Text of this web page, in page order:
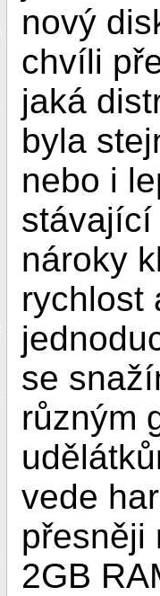
nový
chvíli
jaká
byla
nebo i
nároky
rychlost
se
různým
vede
přesněji
2GB